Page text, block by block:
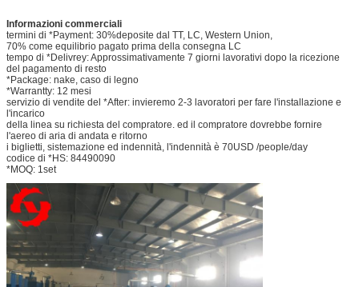
Informazioni commerciali
termini di *Payment: 30%deposite dal TT, LC, Western Union,
70% come equilibrio pagato prima della consegna LC
tempo di *Delivrey: Approssimativamente 7 giorni lavorativi dopo la ricezione
del pagamento di resto
*Package: nake, caso di legno
*Warrantty: 12 mesi
servizio di vendite del *After: invieremo 2-3 lavoratori per fare l'installazione e
l'incarico
della linea su richiesta del compratore. ed il compratore dovrebbe fornire
l'aereo di aria di andata e ritorno
i biglietti, sistemazione ed indennità, l'indennità è 70USD /people/day
codice di *HS: 84490090
*MOQ: 1set